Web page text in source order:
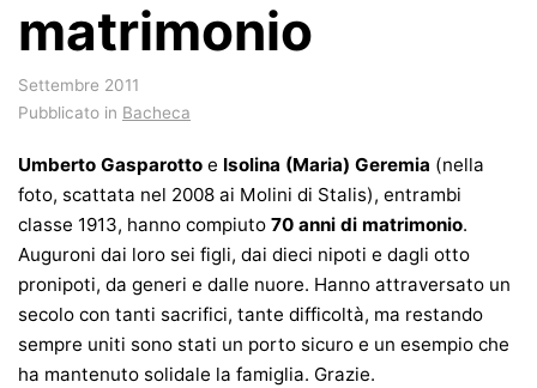
matrimonio
Settembre 2011
Pubblicato in Bacheca
Umberto Gasparotto e Isolina (Maria) Geremia (nella
foto, scattata nel 2008 ai Molini di Stalis), entrambi
classe 1913, hanno compiuto 70 anni di matrimonio.
Auguroni dai loro sei figli, dai dieci nipoti e dagli otto
pronipoti, da generi e dalle nuore. Hanno attraversato un
secolo con tanti sacrifici, tante difficoltà, ma restando
sempre uniti sono stati un porto sicuro e un esempio che
ha mantenuto solidale la famiglia. Grazie.